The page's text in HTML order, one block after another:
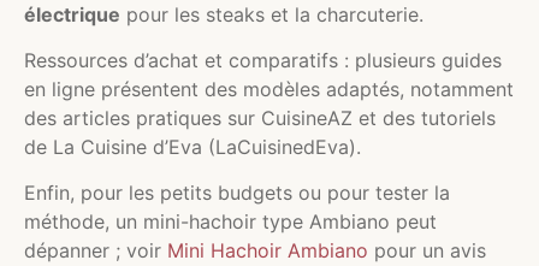
électrique pour les steaks et la charcuterie.
Ressources d’achat et comparatifs : plusieurs guides
en ligne présentent des modèles adaptés, notamment
des articles pratiques sur CuisineAZ et des tutoriels
de La Cuisine d’Eva (LaCuisinedEva).
Enfin, pour les petits budgets ou pour tester la
méthode, un mini-hachoir type Ambiano peut
dépanner ; voir Mini Hachoir Ambiano pour un avis